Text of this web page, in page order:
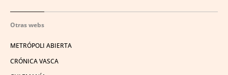
Otras webs
METRÓPOLI ABIERTA
CRÓNICA VASCA